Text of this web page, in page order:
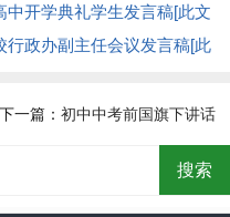
税）(精选多篇)[此文共
字]
中开学典礼学生发言稿[此文
字]
行政办副主任会议发言稿[此
下一篇： 初中中考前国旗下讲话
(精选多篇)[此文共5108字]